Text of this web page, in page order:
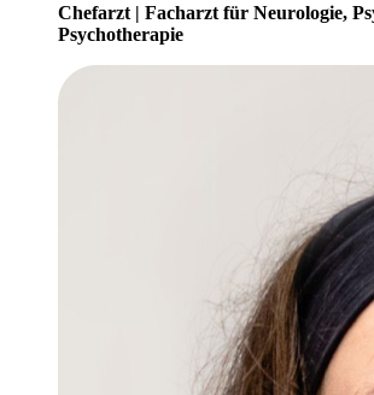
Chefarzt | Facharzt für Neurologie,
Psychotherapie